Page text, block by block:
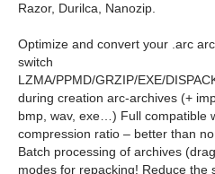
Razor, Durilca, Nanozip.
Optimize and convert your .arc
switch
LZMA/PPMD/GRZIP/EXE/
during creation arc-archives (+
bmp, wav, exe…) Full compatible
compression ratio – better than
Batch processing of archives
modes for repacking! Reduce the